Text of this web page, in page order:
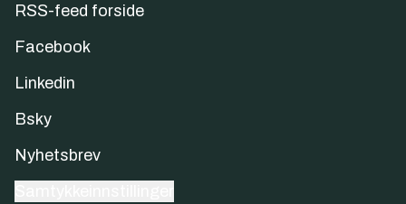
RSS-feed forside
Facebook
Linkedin
Bsky
Nyhetsbrev